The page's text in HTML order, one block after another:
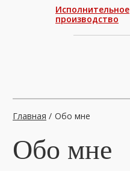
Исполнительное
производство
Главная / Обо мне
Обо мне